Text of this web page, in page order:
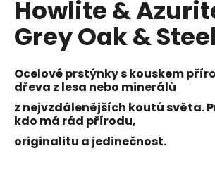
Howlite &
Grey Oak & Steel
Ocelové prstýnky s kouskem
dřeva z lesa nebo minerálů
z nejvzdálenějších koutů světa.
kdo má rád přírodu,
originalitu a jedinečnost.
a
j
t
?